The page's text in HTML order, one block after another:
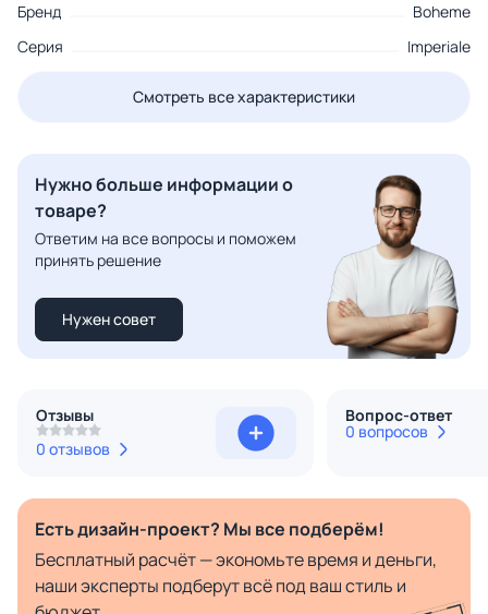
Бренд
Boheme
Серия
Imperiale
Смотреть все характеристики
Нужно больше информации о
товаре?
Ответим на все вопросы и поможем
принять решение
Нужен совет
Отзывы
0 отзывов
Вопрос-ответ
0 вопросов
Есть дизайн-проект? Мы все подберём!
Бесплатный расчёт — экономьте время и деньги,
наши эксперты подберут всё под ваш стиль и